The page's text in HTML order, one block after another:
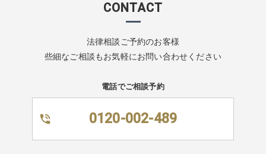
CONTACT
法律相談ご予約のお客様
些細なご相談もお気軽にお問い合わせください
電話でご相談予約
0120-002-489